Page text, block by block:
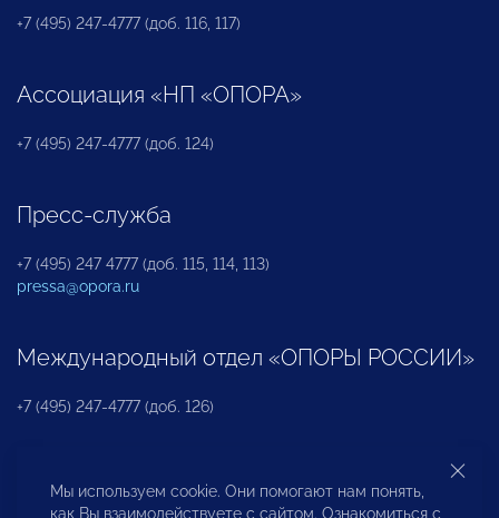
+7 (495) 247-4777 (доб. 116, 117)
Ассоциация «НП «ОПОРА»
+7 (495) 247-4777 (доб. 124)
Пресс-служба
+7 (495) 247 4777 (доб. 115, 114, 113)
pressa@opora.ru
Международный отдел «ОПОРЫ РОССИИ»
+7 (495) 247-4777 (доб. 126)
Бюро по защите прав предпринимателей и
инвесторов
Мы используем cookie. Они помогают нам понять,
как Вы взаимодействуете с сайтом. Ознакомиться с